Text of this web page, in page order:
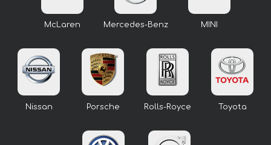
McLaren Mercedes-Benz MINI
Nissan Porsche Rolls-Royce Toyota